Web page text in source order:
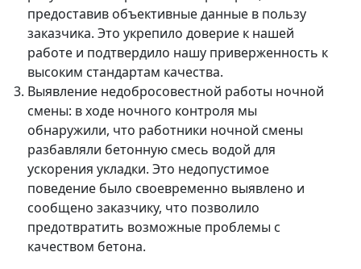
предоставив объективные данные в пользу
заказчика. Это укрепило доверие к нашей
работе и подтвердило нашу приверженность к
высоким стандартам качества.
Выявление недобросовестной работы ночной
смены: в ходе ночного контроля мы
обнаружили, что работники ночной смены
разбавляли бетонную смесь водой для
ускорения укладки. Это недопустимое
поведение было своевременно выявлено и
сообщено заказчику, что позволило
предотвратить возможные проблемы с
качеством бетона.